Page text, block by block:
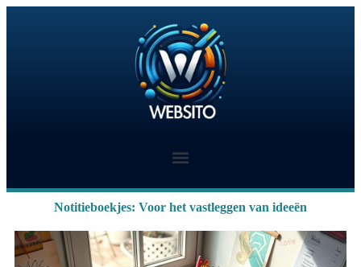
Notitieboekjes: Voor het vastleggen van ideeën